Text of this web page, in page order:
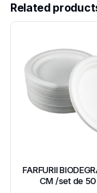
Related
FARFURII
CM /set de